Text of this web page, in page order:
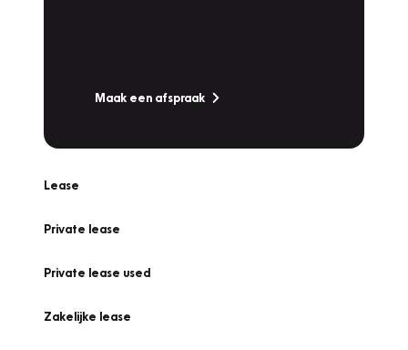
Maak een afspraak
Lease
Private lease
Private lease used
Zakelijke lease